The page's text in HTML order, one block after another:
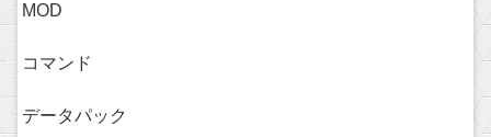
MOD
コマンド
データパック